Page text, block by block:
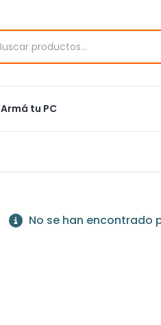
Armá tu PC
No se han encontrado